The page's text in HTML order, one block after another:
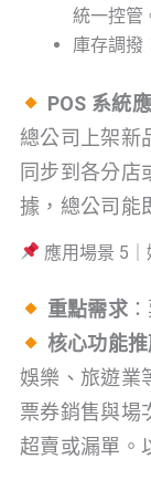
統一控管
庫存調撥
POS 系統
總公司上架新
同步到各分店
據，總公司能
應用場景 5
重點需求
核心功能
娛樂、旅遊業
票券銷售與場
超賣或漏單。